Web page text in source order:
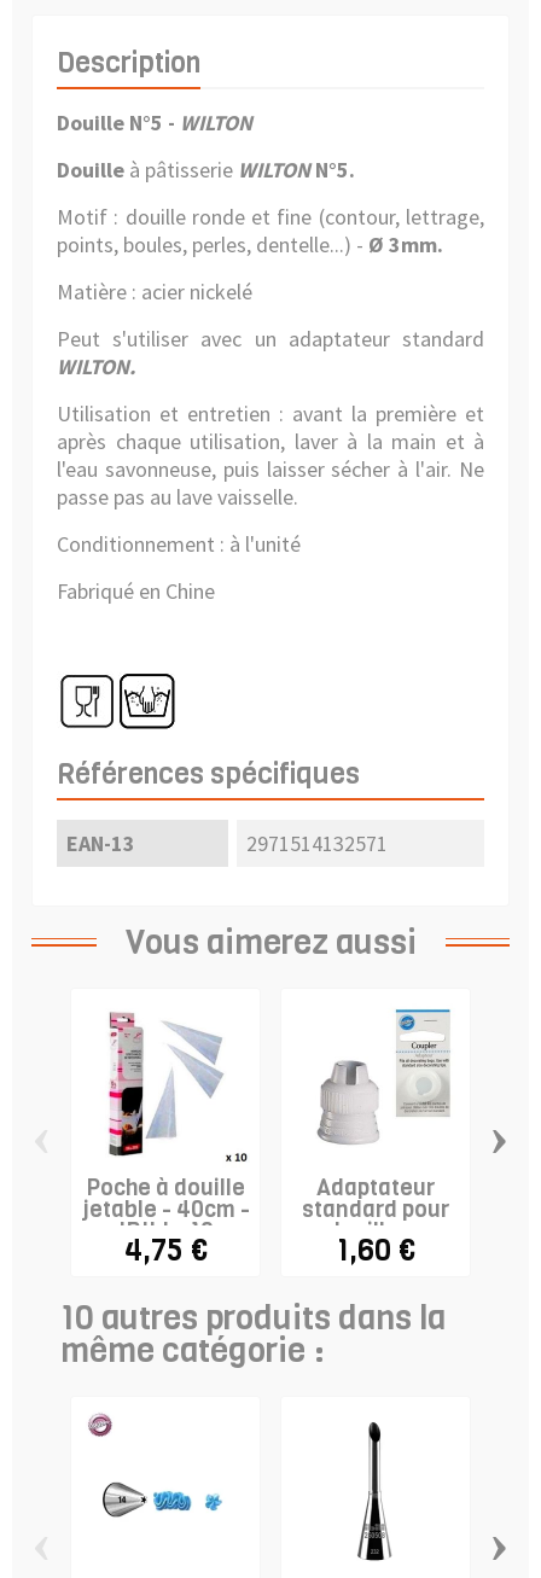
Description
Douille N°5 - WILTON
Douille à pâtisserie WILTONN°5.
Motif : douille ronde et fine (contour, lettrage,
points, boules, perles, dentelle...) - Ø 3mm.
Matière : acier nickelé
Peut s'utiliser avec un adaptateur standard
WILTON.
Utilisation et entretien : avant la première et
après chaque utilisation, laver à la main et à
l'eau savonneuse, puis laisser sécher à l'air. Ne
passe pas au lave vaisselle.
Conditionnement : à l'unité
Fabriqué en Chine
Références spécifiques
EAN-13 2971514132571
Vous aimerez aussi
Poche à douille
jetable - 40cm -
IBILI x 10
4,75 €
Adaptateur
standard pour
douilles -
WILTON
1,60 €
›
10 autres produits dans la
même catégorie :
›